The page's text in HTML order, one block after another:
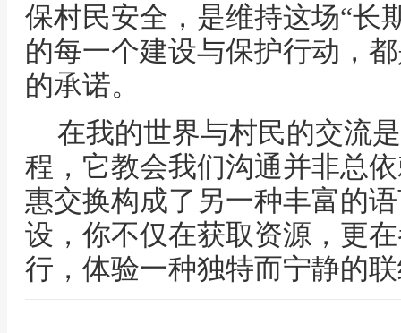
保村民安全，是维持这场“长
的每一个建设与保护行动，
的承诺。
在我的世界与村民的交流
程，它教会我们沟通并非总
惠交换构成了另一种丰富的
设，你不仅在获取资源，更
行，体验一种独特而宁静的